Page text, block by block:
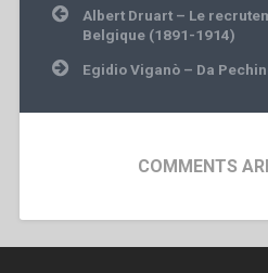
Post
navigation
Albert Druart – Le
Belgique (1891-1914)
Egidio Viganò – Da
COMMENTS